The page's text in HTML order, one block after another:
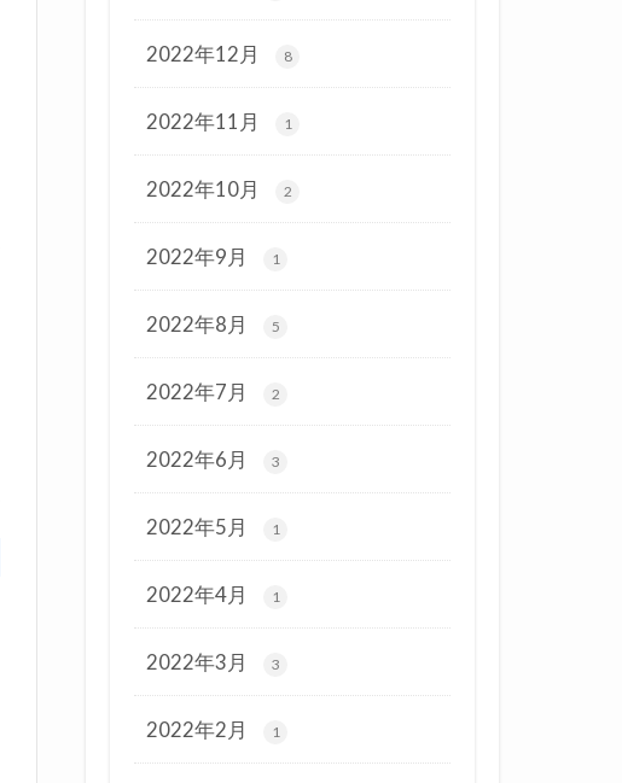
2022年12月 8
2022年11月 1
2022年10月 2
2022年9月 1
2022年8月 5
2022年7月 2
2022年6月 3
2022年5月 1
2022年4月 1
2022年3月 3
2022年2月 1